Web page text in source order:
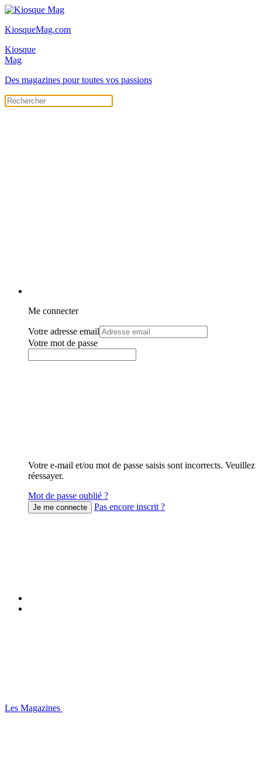
KiosqueMag.com
Kiosque
Mag
Des magazines pour toutes vos passions
Me connecter
Votre adresse email
Votre mot de passe
Votre e-mail et/ou mot de passe saisis sont incorrects. Veuillez
réessayer.
Mot de passe oublié ?
Pas encore inscrit ?
Les Magazines